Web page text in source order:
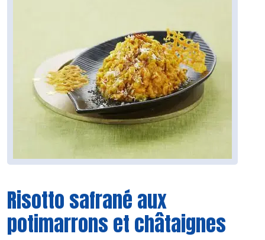
Risotto safrané aux
potimarrons et châtaignes